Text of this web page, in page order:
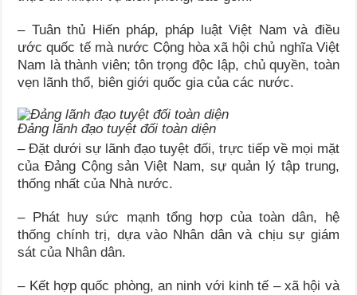
– Tuân thủ Hiến pháp, pháp luật Việt Nam và điều
ước quốc tế mà nước Cộng hòa xã hội chủ nghĩa Việt
Nam là thành viên; tôn trọng độc lập, chủ quyền, toàn
vẹn lãnh thổ, biên giới quốc gia của các nước.
Đảng lãnh đạo tuyệt đối toàn diện
– Đặt dưới sự lãnh đạo tuyệt đối, trực tiếp về mọi mặt
của Đảng Cộng sản Việt Nam, sự quản lý tập trung,
thống nhất của Nhà nước.
– Phát huy sức mạnh tổng hợp của toàn dân, hệ
thống chính trị, dựa vào Nhân dân và chịu sự giám
sát của Nhân dân.
– Kết hợp quốc phòng, an ninh với kinh tế – xã hội và